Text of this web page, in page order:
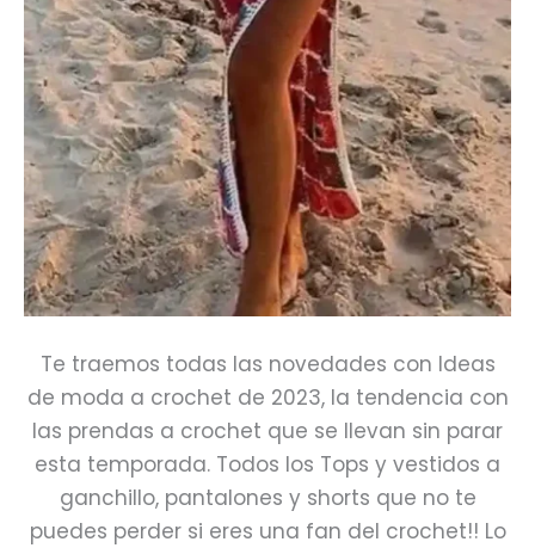
Te traemos todas las novedades con Ideas
de moda a crochet de 2023, la tendencia con
las prendas a crochet que se llevan sin parar
esta temporada. Todos los Tops y vestidos a
ganchillo, pantalones y shorts que no te
puedes perder si eres una fan del crochet!! Lo